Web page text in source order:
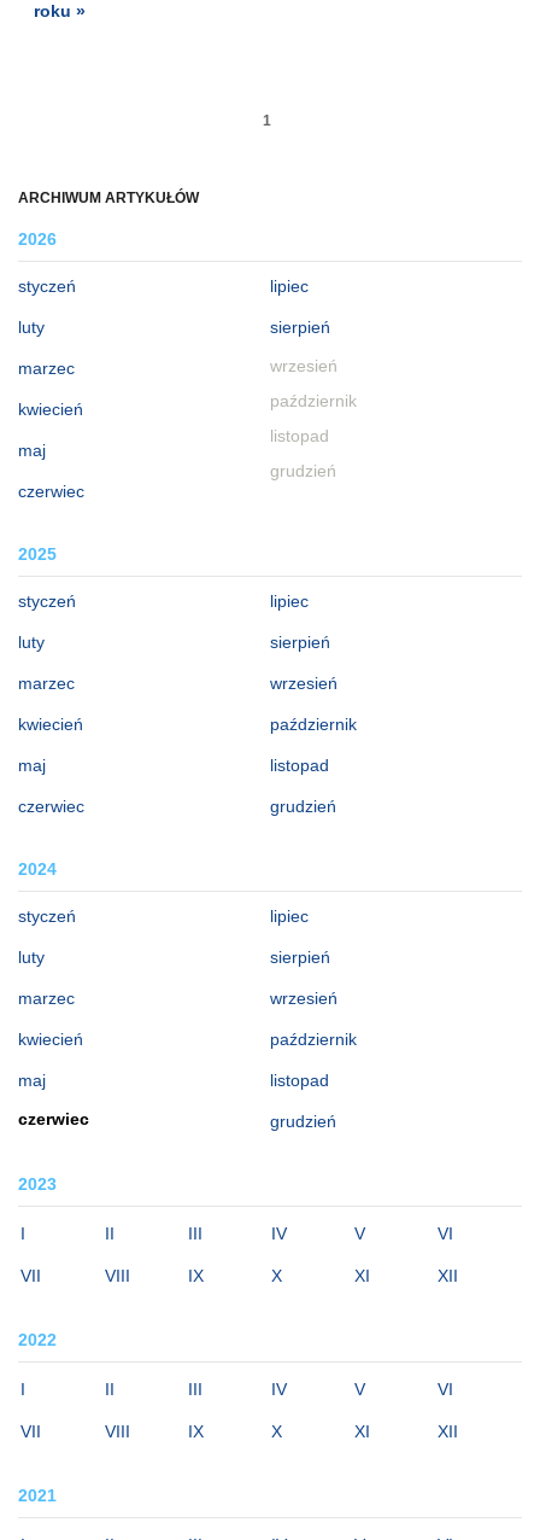
ARCHIWUM ARTYKUŁÓW
2026
styczeń
luty
marzec
kwiecień
maj
czerwiec
lipiec
sierpień
wrzesień
październik
listopad
grudzień
2025
styczeń
luty
marzec
kwiecień
maj
czerwiec
lipiec
sierpień
wrzesień
październik
listopad
grudzień
2024
styczeń
luty
marzec
kwiecień
maj
czerwiec
lipiec
sierpień
wrzesień
październik
listopad
grudzień
2023
I II III IV V VI
VII VIII IX X XI XII
2022
I II III IV V VI
VII VIII IX X XI XII
2021
roku »
1